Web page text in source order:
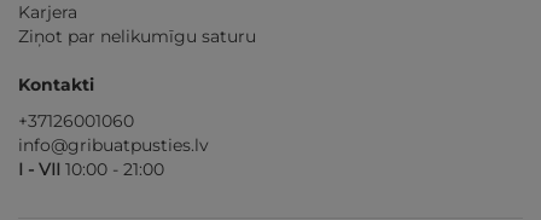
Karjera
Ziņot par nelikumīgu saturu
Kontakti
+37126001060
info@gribuatpusties.lv
I - VII 10:00 - 21:00